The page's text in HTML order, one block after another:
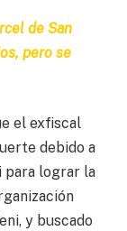
de San
pero se
el exfiscal
debido a
para lograr la
y buscado